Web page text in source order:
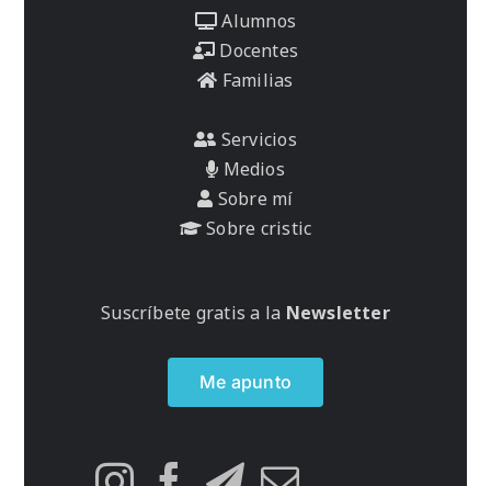
Alumnos
Docentes
Familias
Servicios
Medios
Sobre mí
Sobre cristic
Suscríbete gratis a la Newsletter
Me apunto